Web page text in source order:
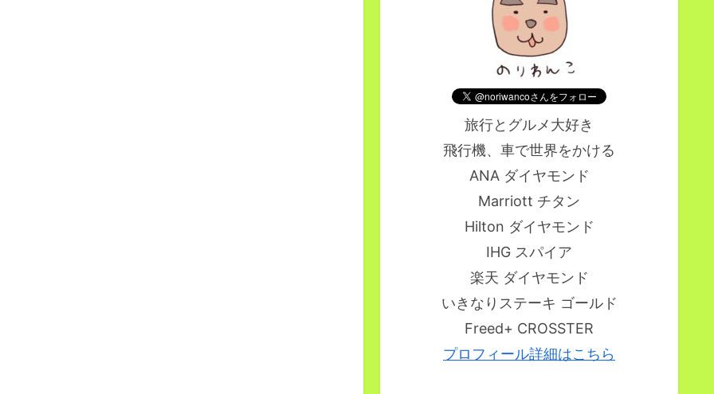
旅行とグルメ大好き
飛行機、車で世界をかける
ANA ダイヤモンド
Marriott チタン
Hilton ダイヤモンド
IHG スパイア
楽天 ダイヤモンド
いきなりステーキ ゴールド
Freed+ CROSSTER
プロフィール詳細はこちら